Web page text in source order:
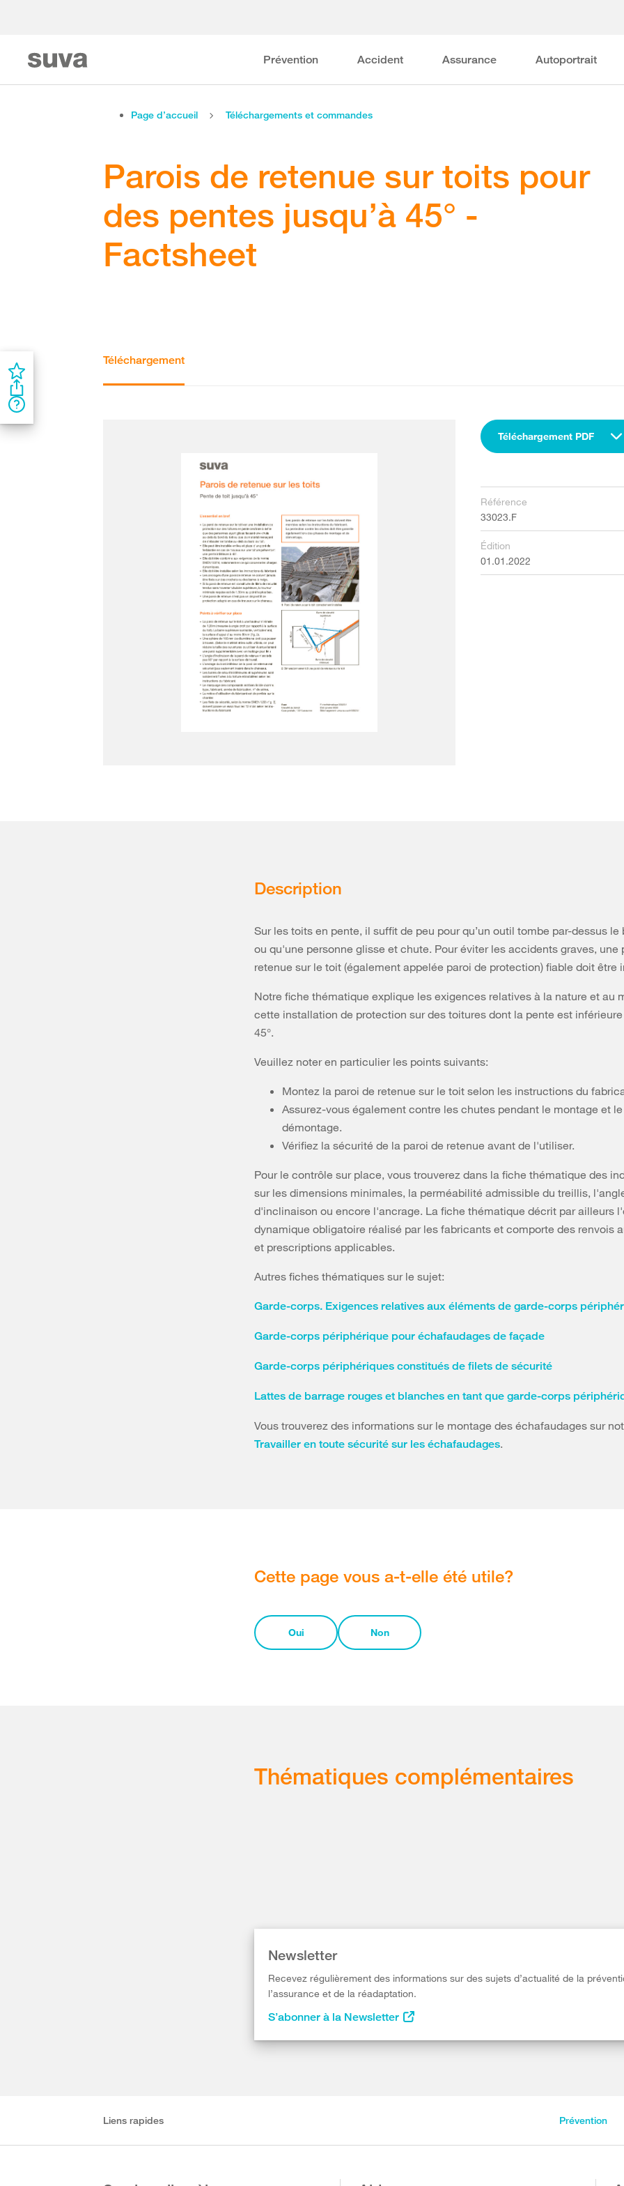
Prévention Accident Assurance Autoportrait
Page d’accueil Téléchargements et commandes
Parois de retenue sur toits pour
des pentes jusqu’à 45° -
Factsheet
Téléchargement
Téléchargement PDF
Référence
33023.F
Édition
01.01.2022
Description
Sur les toits en pente, il suffit de peu pour qu’un outil tombe par-dessus le
ou qu'une personne glisse et chute. Pour éviter les accidents graves, une
retenue sur le toit (également appelée paroi de protection) fiable doit être
Notre fiche thématique explique les exigences relatives à la nature et au
cette installation de protection sur des toitures dont la pente est
45°.
Veuillez noter en particulier les points suivants:
Montez la paroi de retenue sur le toit selon les instructions du
Assurez-vous également contre les chutes pendant le montage et le
démontage.
Vérifiez la sécurité de la paroi de retenue avant de l'utiliser.
Pour le contrôle sur place, vous trouverez dans la fiche thématique des
sur les dimensions minimales, la perméabilité admissible du treillis,
d'inclinaison ou encore l'ancrage. La fiche thématique décrit par ailleurs
dynamique obligatoire réalisé par les fabricants et comporte des renvois
et prescriptions applicables.
Autres fiches thématiques sur le sujet:
Garde-corps. Exigences relatives aux éléments de garde-corps
Garde-corps périphérique pour échafaudages de façade
Garde-corps périphériques constitués de filets de sécurité
Lattes de barrage rouges et blanches en tant que garde-corps
Vous trouverez des informations sur le montage des échafaudages sur
Travailler en toute sécurité sur les échafaudages.
Cette page vous a-t-elle été utile?
Oui Non
Thématiques complémentaires
Newsletter
Recevez régulièrement des informations sur des sujets d’actualité de la
l’assurance et de la réadaptation.
S’abonner à la Newsletter
Liens rapides Prévention